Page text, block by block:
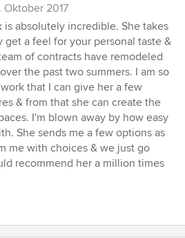
Oktober 2017
is absolutely incredible. She takes
get a feel for your personal taste &
of contracts have remodeled
the past two summers. I am so
that I can give her a few
& from that she can create the
I'm blown away by how easy
She sends me a few options as
me with choices & we just go
recommend her a million times